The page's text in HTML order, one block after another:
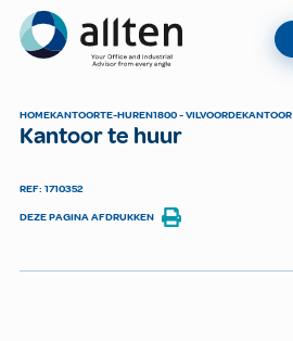
Allten
VIND EEN
HOMEKANTOORTE-HUREN1800 - VILVOORDEKANTOOR
Kantoor te huur
REF: 1710352
DEZE PAGINA AFDRUKKEN